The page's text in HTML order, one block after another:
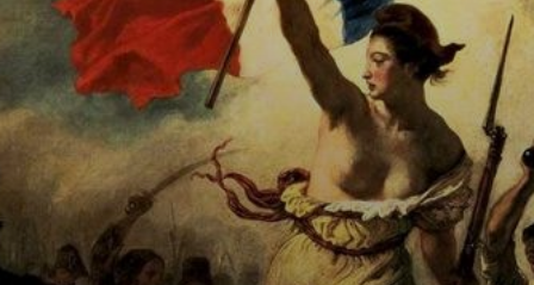
Leichen der
Elitegarde,
Bürgerkrieg eben.
Und der nackte